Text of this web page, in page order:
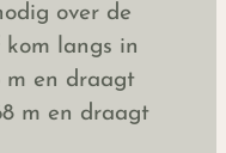
over de
langs in
m en draagt
m en draagt